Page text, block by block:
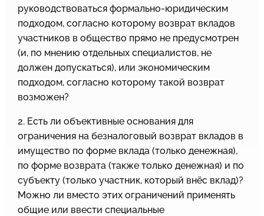
руководствоваться формально-юридическим
подходом, согласно которому возврат вкладов
участников в общество прямо не предусмотрен
(и, по мнению отдельных специалистов, не
должен допускаться), или экономическим
подходом, согласно которому такой возврат
возможен?
2. Есть ли объективные основания для
ограничения на безналоговый возврат вкладов в
имущество по форме вклада (только денежная),
по форме возврата (также только денежная) и по
субъекту (только участник, который внёс вклад)?
Можно ли вместо этих ограничений применять
общие или ввести специальные